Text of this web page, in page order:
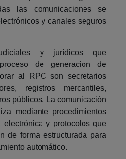
las comunicaciones se
y canales seguros
y jurídicos que
de generación de
al RPC son secretarios
registros mercantiles,
públicos. La comunicación
mediante procedimientos
electrónica y protocolos que
de forma estructurada para
automático.